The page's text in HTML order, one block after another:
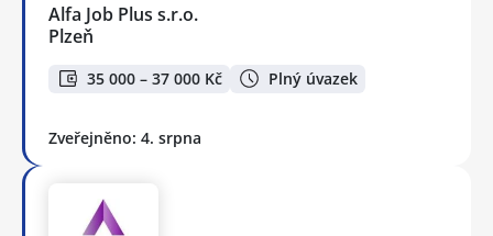
Alfa Job Plus s.r.o.
Plzeň
35 000 – 37 000 Kč Plný úvazek
Zveřejněno: 4. srpna